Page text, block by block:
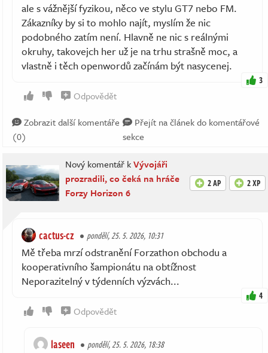
ale s vážnější fyzikou, něco ve stylu GT7 nebo FM.
Zákazníky by si to mohlo najít, myslím že nic
podobného zatím není. Hlavně ne nic s reálnými
okruhy, takovejch her už je na trhu strašně moc, a
vlastně i těch openwordů začínám být nasycenej.
3
Odpovědět
Zobrazit další komentáře
(0)
Přejít na článek do komentářové
sekce
Nový komentář kVývojáři
prozradili, co čeká na hráče
Forzy Horizon 6
2 AP 2 XP
cactus-cz pondělí, 25. 5. 2026, 10:31
Mě třeba mrzí odstranění Forzathon obchodu a
kooperativního šampionátu na obtížnost
Neporazitelný v týdenních výzvách...
4
Odpovědět
laseen pondělí, 25. 5. 2026, 18:38